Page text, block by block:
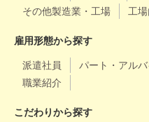
その他製造業・工場
工
雇用形態から探す
派遣社員 パート・アルバ
職業紹介
こだわりから探す